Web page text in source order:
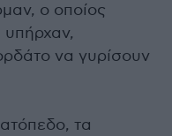
ο οποίος
να γυρίσουν
τα